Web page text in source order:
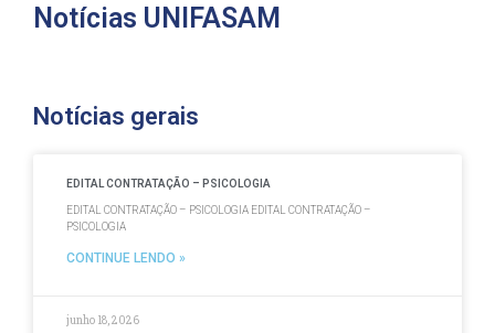
Notícias UNIFASAM
Notícias gerais
EDITAL CONTRATAÇÃO – PSICOLOGIA
EDITAL CONTRATAÇÃO – PSICOLOGIA EDITAL CONTRATAÇÃO –
PSICOLOGIA
CONTINUE LENDO »
junho 18, 2026